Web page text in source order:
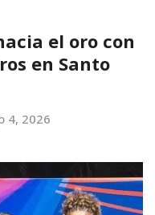
el oro con
en Santo
4, 2026